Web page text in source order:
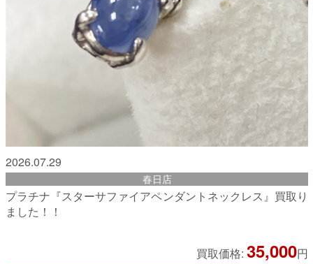
2026.07.29
春日店
プラチナ『スターサファイアペンダントネックレス』買取り
ました！！
買取価格: 35,000円